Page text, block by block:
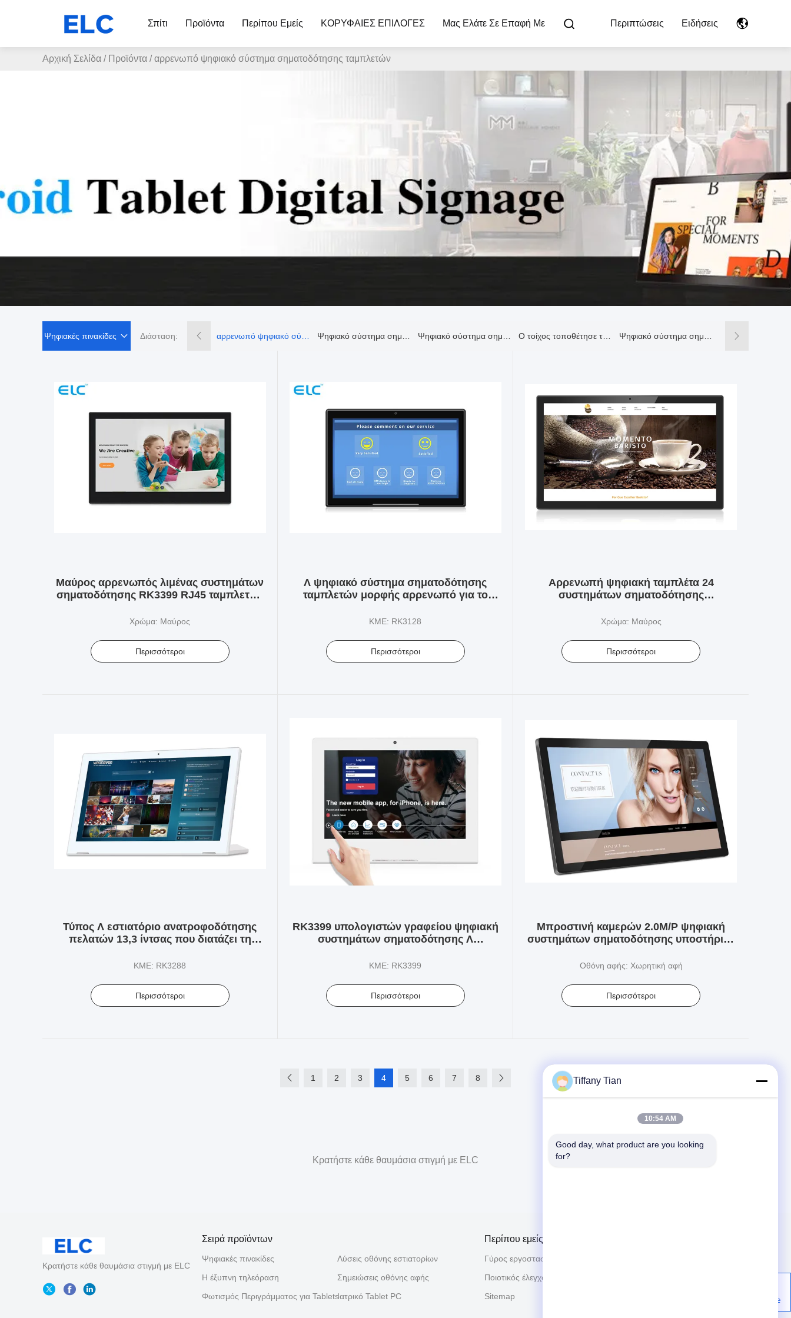
Σπίτι Προϊόντα Περίπου Εμείς ΚΟΡΥΦΑΙΕΣ ΕΠΙΛΟΓΕΣ Μας Ελάτε Σε Επαφή Με Περιπτώσεις Ειδήσεις
Αρχική Σελίδα / Προϊόντα / αρρενωπό ψηφιακό σύστημα σηματοδότησης ταμπλετών
Ψηφιακές πινακίδες Διάσταση:
Μαύρος αρρενωπός λιμένας συστημάτων
σηματοδότησης RK3399 RJ45 ταμπλετών
υπεραγορά/τον αερολιμένα
Χρώμα: Μαύρος
Περισσότεροι
Λ ψηφιακό σύστημα σηματοδότησης
ταμπλετών μορφής αρρενωπό για το
ΚΜΕ: RK3128
Περισσότεροι
Αρρενωπή ψηφιακή ταμπλέτα 24
συστημάτων σηματοδότησης
ίντσας LCD
Χρώμα: Μαύρος
Περισσότεροι
Τύπος Λ εστιατόριο ανατροφοδότησης
πελατών 13,3 ίντσας που διατάζει τη
ΚΜΕ: RK3288
Περισσότεροι
RK3399 υπολογιστών γραφείου ψηφιακή
συστημάτων σηματοδότησης Λ
μορφής???????????
ΚΜΕ: RK3399
Περισσότεροι
Μπροστινή καμερών 2.0M/P ψηφιακή
συστημάτων σηματοδότησης υποστήριξη
24 ίντσα
Οθόνη αφής: Χωρητική αφή
Περισσότεροι
1 2 3 4 5 6 7 8
Κρατήστε κάθε θαυμάσια στιγμή με ELC
Κρατήστε κάθε θαυμάσια στιγμή με ELC
Σειρά προϊόντων
Ψηφιακές πινακίδες
Λύσεις οθόνης εστιατορίων
Η έξυπνη τηλεόραση
Σημειώσεις οθόνης αφής
Φωτισμός Περιγράμματος για TabletsΙατρικό Tablet PC
Περίπου εμείς
Γύρος εργοστασίων
Ποιοτικός έλεγχος
Sitemap
Tiffany Tian
10:54 AM
Good day, what product are you looking
for?